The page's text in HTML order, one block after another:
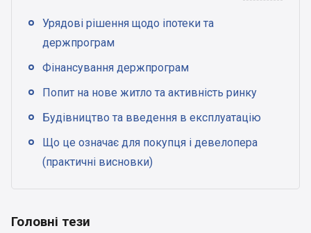
Урядові рішення щодо іпотеки та
держпрограм
Фінансування держпрограм
Попит на нове житло та активність ринку
Будівництво та введення в експлуатацію
Що це означає для покупця і девелопера
(практичні висновки)
Головні тези